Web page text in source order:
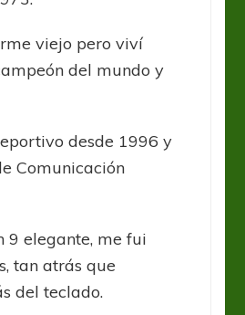
viejo pero viví
del mundo y
desde 1996 y
Comunicación
9 elegante, me fui
tan atrás que
del teclado.